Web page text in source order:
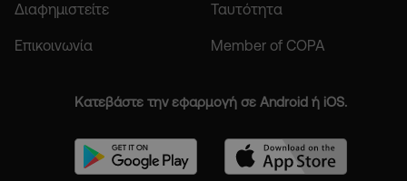
Διαφημιστείτε Ταυτότητα
Επικοινωνία Member of COPA
Κατεβάστε την εφαρμογή σε Android ή iOS.